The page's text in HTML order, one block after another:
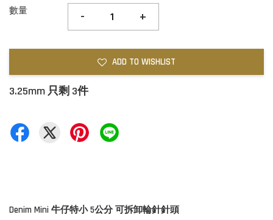
數量 - +
ADD TO WISHLIST
3.25mm 只剩 3件
Denim Mini 牛仔特小 5公分 可拆卸輪針針頭